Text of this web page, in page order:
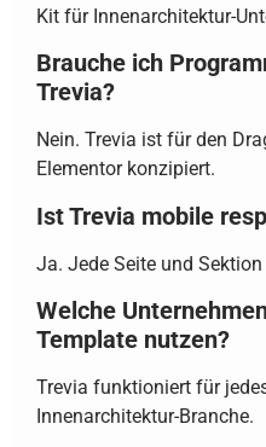
Kit für Innenarchitektur-
Brauche ich
Trevia?
Nein. Trevia ist für den
Elementor konzipiert.
Ist Trevia mobile
Ja. Jede Seite und
Welche
Template nutzen?
Trevia funktioniert für
Innenarchitektur-Branche.